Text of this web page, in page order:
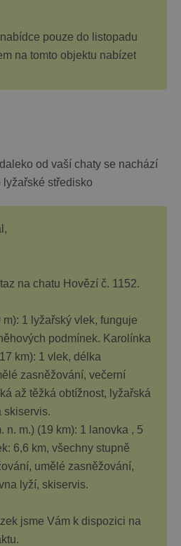
pouze do listopadu
na tomto objektu nabízet
od vaší chaty se nachází
středisko
na chatu Hovězí č. 1152.
m): 1 lyžařský vlek, funguje
podmínek. Karolínka
km): 1 vlek, délka
zasněžování, večerní
až těžká obtížnost, lyžařská
skiservis.
n. m.) (19 km): 1 lanovka , 5
6,6 km, všechny stupně
umělé zasněžování,
lyží, skiservis.
jsme Vám k dispozici na